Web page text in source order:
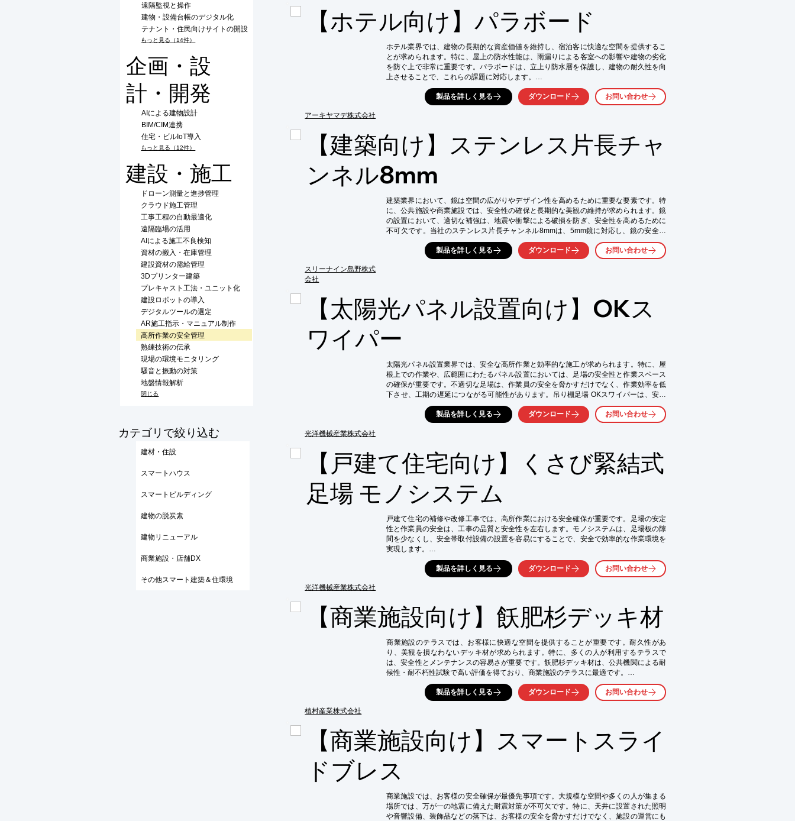
遠隔監視と操作
建物・設備台帳のデジタル化
テナント・住民向けサイトの開設
もっと見る（14件）
企画・設
計・開発
AIによる建物設計
BIM/CIM連携
住宅・ビルIoT導入
もっと見る（12件）
建設・施工
ドローン測量と進捗管理
クラウド施工管理
工事工程の自動最適化
遠隔臨場の活用
AIによる施工不良検知
資材の搬入・在庫管理
建設資材の需給管理
3Dプリンター建築
プレキャスト工法・ユニット化
建設ロボットの導入
デジタルツールの選定
AR施工指示・マニュアル制作
高所作業の安全管理
熟練技術の伝承
現場の環境モニタリング
騒音と振動の対策
地盤情報解析
閉じる
​カテゴリで絞り込む
建材・住設
スマートハウス
スマートビルディング
建物の脱炭素
建物リニューアル
商業施設・店舗DX
その他スマート建築＆住環境
【ホテル向け】パラボード
アーキヤマデ株式会社
ホテル業界では、建物の長期的な資産価値を維持し、宿泊客に快適な空間を提供するこ
とが求められます。特に、屋上の防水性能は、雨漏りによる客室への影響や建物の劣化
を防ぐ上で非常に重要です。パラボードは、立上り防水層を保護し、建物の耐久性を向
上させることで、これらの課題に対応します。
【活用シーン】
【導入の効果】
・防水層の保護による建物の長寿命化
・雨漏りリスクの低減
・宿泊客への快適な空間提供
製品を詳しく見る ダウンロード お問い合わせ
【建築向け】ステンレス片長チャ
ンネル8mm
スリーナイン島野株式
会社
建築業界において、鏡は空間の広がりやデザイン性を高めるために重要な要素です。特
に、公共施設や商業施設では、安全性の確保と長期的な美観の維持が求められます。鏡
の設置において、適切な補強は、地震や衝撃による破損を防ぎ、安全性を高めるために
不可欠です。当社のステンレス片長チャンネル8mmは、5mm鏡に対応し、鏡の安全な
設置と長期的な美観の維持に貢献します。
【活用シーン】
【導入の効果】
・鏡の安全性を向上
・デザイン性の高い空間を演出
製品を詳しく見る ダウンロード お問い合わせ
【太陽光パネル設置向け】OKス
ワイパー
光洋機械産業株式会社
太陽光パネル設置業界では、安全な高所作業と効率的な施工が求められます。特に、屋
根上での作業や、広範囲にわたるパネル設置においては、足場の安全性と作業スペース
の確保が重要です。不適切な足場は、作業員の安全を脅かすだけでなく、作業効率を低
下させ、工期の遅延につながる可能性があります。吊り棚足場 OKスワイパーは、安全
性、施工性、作業空間に優れ、太陽光パネル設置における高所作業の課題を解決しま
【導入の効果】
・床先行での施工による高い安全性
・アルミ足場板などの活用によるコスト削減
製品を詳しく見る ダウンロード お問い合わせ
【戸建て住宅向け】くさび緊結式
足場 モノシステム
光洋機械産業株式会社
戸建て住宅の補修や改修工事では、高所作業における安全確保が重要です。足場の安定
性と作業員の安全は、工事の品質と安全性を左右します。モノシステムは、足場板の隙
間を少なくし、安全帯取付設備の設置を容易にすることで、安全で効率的な作業環境を
実現します。
【活用シーン】
・戸建て住宅の屋根工事
【導入の効果】
・足場板と支柱の隙間を少なくし、墜落のリスクを低減
・安全帯取付設備の設置が容易に
製品を詳しく見る ダウンロード お問い合わせ
【商業施設向け】飫肥杉デッキ材
植村産業株式会社
商業施設のテラスでは、お客様に快適な空間を提供することが重要です。耐久性があ
り、美観を損なわないデッキ材が求められます。特に、多くの人が利用するテラスで
は、安全性とメンテナンスの容易さが重要です。飫肥杉デッキ材は、公共機関による耐
候性・耐不朽性試験で高い評価を得ており、商業施設のテラスに最適です。
【活用シーン】
・カフェやレストランのテラス
【導入の効果】
・天然木の温もりによる快適な空間演出
・無塗装での使用が可能、メンテナンスが容易
製品を詳しく見る ダウンロード お問い合わせ
【商業施設向け】スマートスライ
ドブレス
商業施設では、お客様の安全確保が最優先事項です。大規模な空間や多くの人が集まる
場所では、万が一の地震に備えた耐震対策が不可欠です。特に、天井に設置された照明
や音響設備、装飾品などの落下は、お客様の安全を脅かすだけでなく、施設の運営にも